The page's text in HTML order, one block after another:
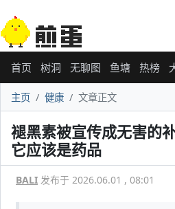
首页 树洞 无聊图 鱼塘 热榜
主页 健康 文章正文
褪黑素被宣传成无害的
它应该是药品
BALI 发布于 2026.06.01 , 08:01